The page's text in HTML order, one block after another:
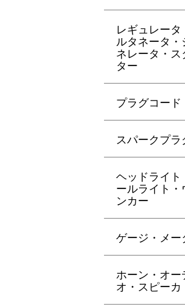
レギュレータ
ルタネータ・
ネレータ・ス
ター
プラグコード
スパークプラ
ヘッドライト
ールライト・
ンカー
ゲージ・メー
ホーン・オー
オ・スピーカ